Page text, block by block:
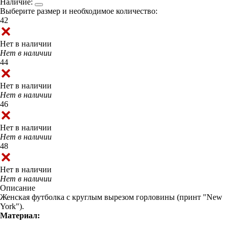
Наличие:
Выберите размер и необходимое количество:
42
Нет в наличии
Нет в наличии
44
Нет в наличии
Нет в наличии
46
Нет в наличии
Нет в наличии
48
Нет в наличии
Нет в наличии
Описание
Женская футболка с круглым вырезом горловины (принт "New
York").
Материал: